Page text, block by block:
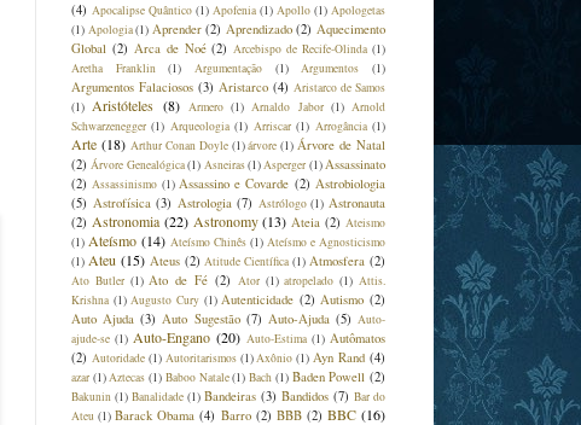
(4) Apocalipse Quântico (1) Apofenia (1) Apollo (1) Apologetas
(1) Apologia(1) Aprender (2) Aprendizado (2) Aquecimento
Global (2) Arca de Noé (2) Arcebispo de Recife-Olinda (1)
Aretha Franklin
(1) Argumentação (1) Argumentos (1)
Argumentos Falaciosos (3) Aristarco (4) Aristarco de Samos
(1) Aristóteles (8) Armero (1) Arnaldo Jabor (1) Arnold
Schwarzenegger (1) Arqueologia (1) Arriscar (1) Arrogância (1)
Arte (18) Arthur Conan Doyle (1) árvore (1) Árvore de Natal
(2) Árvore Genealógica(1) Asneiras(1)Asperger (1)Assassinato
(2) Assassinismo (1) Assassino e Covarde (2) Astrobiologia
(5) Astrofísica (3) Astrologia (7) Astrólogo (1) Astronauta
(2) Astronomia (22) Astronomy (13) Ateia (2) Ateismo
(1) Ateísmo (14) Ateísmo Chinês (1) Ateísmo e Agnosticismo
(1) Ateu (15) Ateus (2) Atitude Científica (1) Atmosfera (2)
Ato Butler (1) Ato de Fé (2) Ator (1) atropelado (1) Attis.
Krishna (1) Augusto Cury (1) Autenticidade (2) Autismo (2)
Auto Ajuda (3) Auto Sugestão (7) Auto-Ajuda (5) Auto-
ajude-se (1) Auto-Engano (20) Auto-Estima (1) Autômatos
(2) Autoridade (1) Autoritarismos (1) Axônio (1) Ayn Rand (4)
azar (1) Aztecas (1) Baboo Natale (1) Bach (1) Baden Powell (2)
Bakunin (1) Banalidade (1) Bandeiras (3) Bandidos (7) Bar do
Ateu (1) Barack Obama (4) Barro (2) BBB (2) BBC (16)